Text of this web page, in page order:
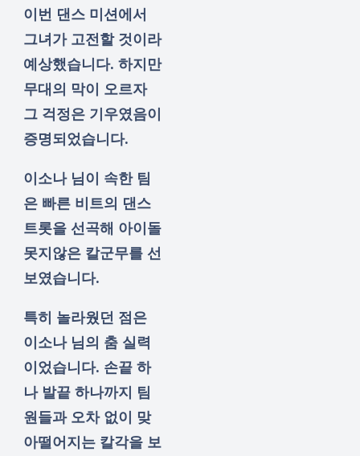
이번 댄스 미션에서
그녀가 고전할 것이라
예상했습니다. 하지만
무대의 막이 오르자
그 걱정은 기우였음이
증명되었습니다.
이소나 님이 속한 팀
은 빠른 비트의 댄스
트롯을 선곡해 아이돌
못지않은 칼군무를 선
보였습니다.
특히 놀라웠던 점은
이소나 님의 춤 실력
이었습니다. 손끝 하
나 발끝 하나까지 팀
원들과 오차 없이 맞
아떨어지는 칼각을 보